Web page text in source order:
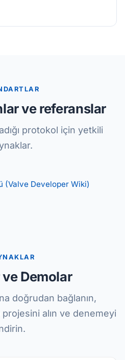
ve referanslar
protokol için yetkili
(Valve Developer Wiki)
Demolar
doğrudan bağlanın,
projesini alın ve denemeyi